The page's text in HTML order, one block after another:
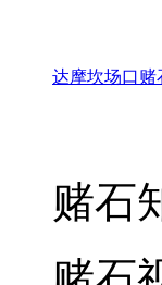
达摩坎场口赌
赌石